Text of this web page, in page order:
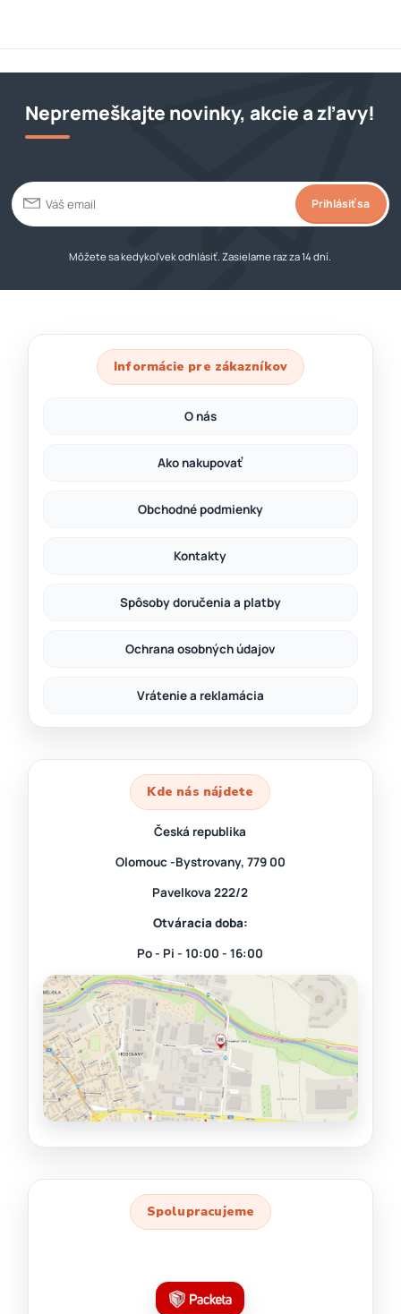
Nepremeškajte novinky, akcie a zľavy!
Prihlásiť sa
Môžete sa kedykoľvek odhlásiť. Zasielame raz za 14 dní.
Informácie pre zákazníkov
O nás
Ako nakupovať
Obchodné podmienky
Kontakty
Spôsoby doručenia a platby
Ochrana osobných údajov
Vrátenie a reklamácia
Kde nás nájdete
Česká republika
Olomouc -Bystrovany, 779 00
Pavelkova 222/2
Otváracia doba:
Po - Pi - 10:00 - 16:00
Spolupracujeme